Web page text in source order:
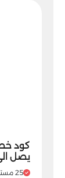
يصل الى
25 مستخدم اليوم